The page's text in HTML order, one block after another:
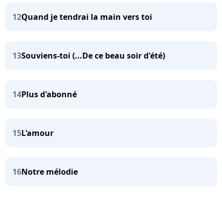
12Quand je tendrai la main vers toi
13Souviens-toi (...De ce beau soir d'été)
14Plus d'abonné
15L'amour
16Notre mélodie